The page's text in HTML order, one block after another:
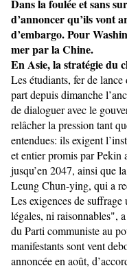
Dans la foulée et sans
d’annoncer qu’ils vont
d’embargo. Pour
mer par la Chine.
En Asie, la stratégie du
Les étudiants, fer de
part depuis dimanche
de dialoguer avec le
relâcher la pression tant
entendues: ils exigent
et entier promis par Pekin
jusqu’en 2047, ainsi que
Leung Chun-ying, qui a
Les exigences de
légales, ni raisonnables",
du Parti communiste au
manifestants sont vent
annoncée en août,